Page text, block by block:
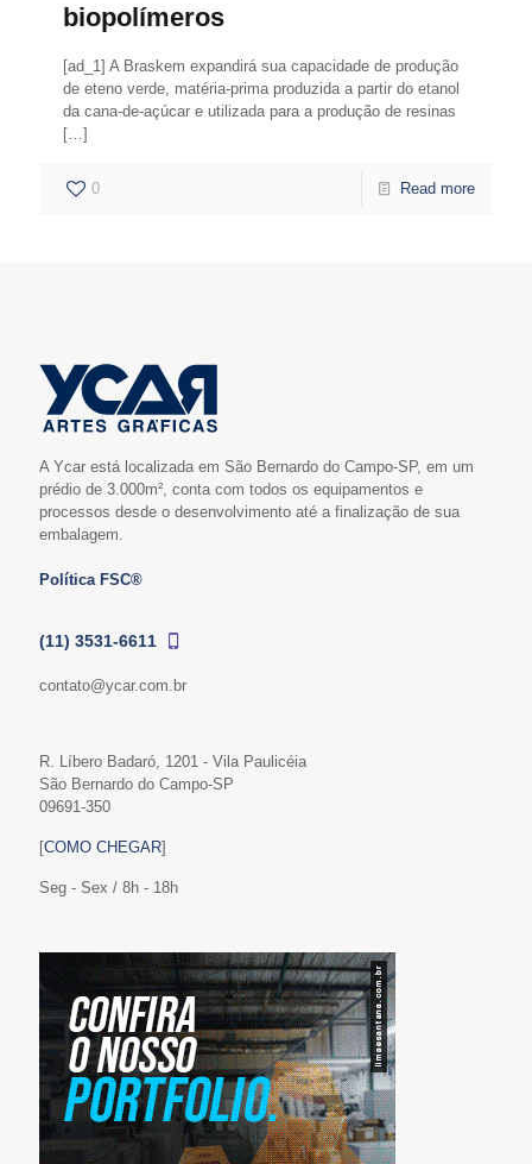
biopolímeros
[ad_1] A Braskem expandirá sua capacidade de produção
de eteno verde, matéria-prima produzida a partir do etanol
da cana-de-açúcar e utilizada para a produção de resinas
[…]
0 Read more
A Ycar está localizada em São Bernardo do Campo-SP, em um
prédio de 3.000m², conta com todos os equipamentos e
processos desde o desenvolvimento até a finalização de sua
embalagem.
Política FSC®
(11) 3531-6611
contato@ycar.com.br
R. Líbero Badaró, 1201 - Vila Paulicéia
São Bernardo do Campo-SP
09691-350
[COMO CHEGAR]
Seg - Sex / 8h - 18h